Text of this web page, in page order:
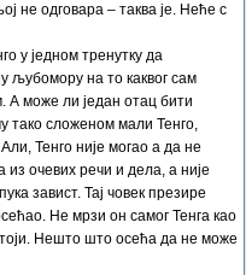
не одговара – таква је. Неће с
у једном тренутку да
на то каквог сам
А може ли један отац бити
тако сложеном мали Тенго,
Тенго није могао а да не
из очевих речи и дела, а није
завист. Тај човек презире
Не мрзи он самог Тенга као
Нешто што осећа да не може